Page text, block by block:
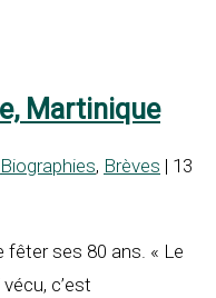
Martinique
Biographies, Brèves | 13
fêter ses 80 ans. « Le
c’est